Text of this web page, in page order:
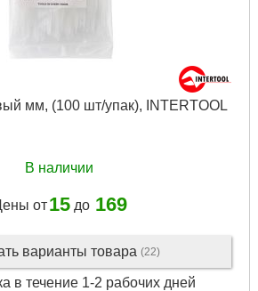
мм, (100 шт/упак), INTERTOOL
В наличии
от 15до 169
варианты товара (22)
в течение 1-2 рабочих дней